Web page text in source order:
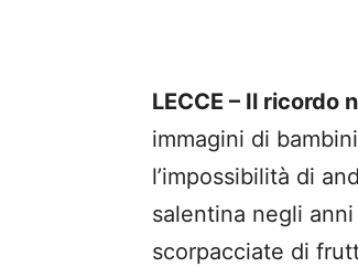
LECCE – Il
immagini di
l’impossibilità di
salentina negli
scorpacciate di